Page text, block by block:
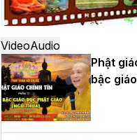
khóa sinh hoạt Phật
thứ XIV tại chùa Bằng
Học yêu thương trong
tư của Khóa sinh hoạt
hè tại chùa Bằng
VideoAudio
Phật
bậc